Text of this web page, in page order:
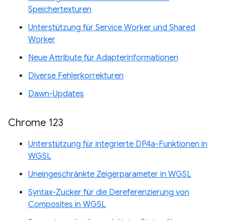
Speichertexturen
Unterstützung für Service Worker und Shared
Worker
Neue Attribute für Adapterinformationen
Diverse Fehlerkorrekturen
Dawn-Updates
Chrome 123
Unterstützung für integrierte DP4a-Funktionen in
WGSL
Uneingeschränkte Zeigerparameter in WGSL
Syntax-Zucker für die Dereferenzierung von
Composites in WGSL